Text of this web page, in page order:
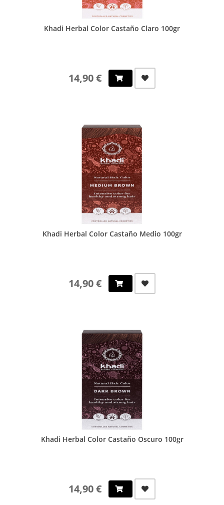
Khadi Herbal Color Castaño Claro 100gr
14,90 €
Khadi Herbal Color Castaño Medio 100gr
14,90 €
Khadi Herbal Color Castaño Oscuro 100gr
14,90 €